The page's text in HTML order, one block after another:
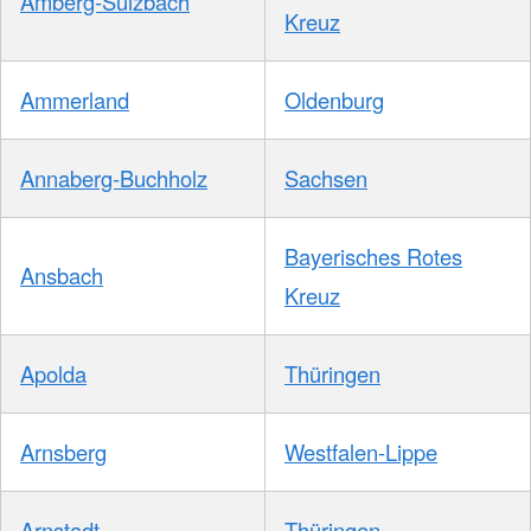
Kreuz
Ammerland Oldenburg
Annaberg-Buchholz Sachsen
Ansbach
Bayerisches Rotes
Kreuz
Apolda Thüringen
Arnsberg Westfalen-Lippe